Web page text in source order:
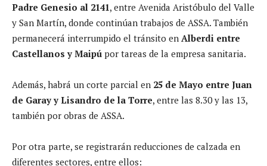
Padre Genesio al 2141, entre Avenida Aristóbulo del Valle
y San Martín, donde continúan trabajos de ASSA. También
permanecerá interrumpido el tránsito en Alberdi entre
Castellanos y Maipú por tareas de la empresa sanitaria.
Además, habrá un corte parcial en 25 de Mayo entre Juan
de Garay y Lisandro de la Torre, entre las 8.30 y las 13,
también por obras de ASSA.
Por otra parte, se registrarán reducciones de calzada en
diferentes sectores, entre ellos: